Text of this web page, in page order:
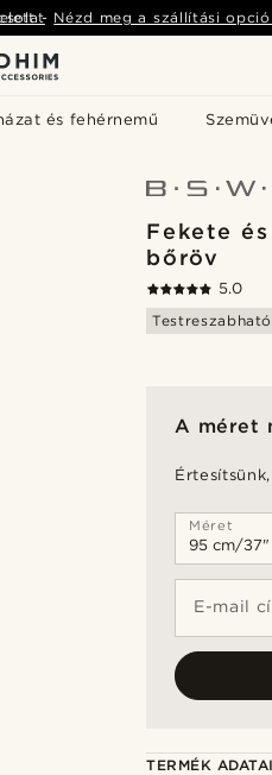
és fehérnemű
- Nézd meg a szállítási
Fekete
bőröv
5.0
Testreszabható
A méret
Méret
E-mail
TERMÉK ADATAI